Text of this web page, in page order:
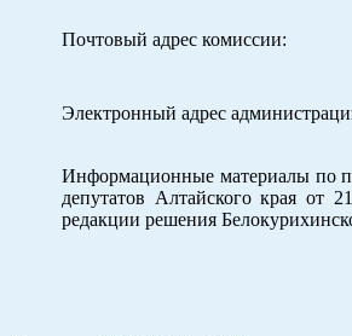
Почтовый адрес комиссии:
Электронный адрес
Информационные материалы по
депутатов Алтайского края от
редакции решения